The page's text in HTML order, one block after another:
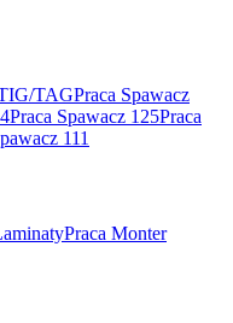
TAGPraca Spawacz
Praca Spawacz 125Praca
111
Praca Monter